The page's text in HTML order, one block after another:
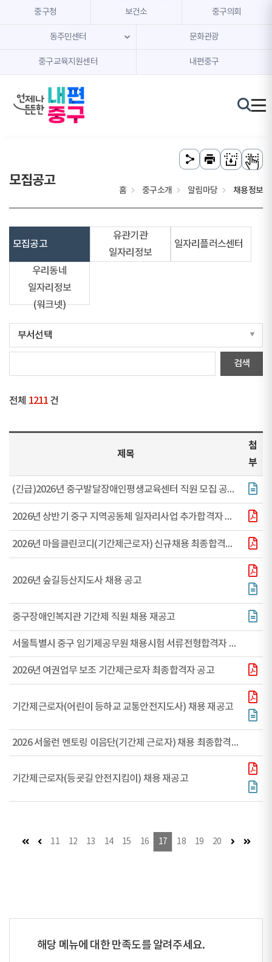
본문 내용 바로가기
주메뉴 바로가기
중구청 보건소 중구의회
동주민센터 문화관광
중구교육지원센터 내편중구
모집공고
홈 중구소개 알림마당 채용정보
모집공고
유관기관
일자리정보
일자리플러스센터
우리동네
일자리정보
(워크넷)
전체 1211 건
제목
첨
부
(긴급)2026년 중구발달장애인평생교육센터 직원 모집 공고(2차)
2026년 상반기 중구 지역공동체 일자리사업 추가합격자 공고
2026년 마을클린코디(기간제근로자) 신규채용 최종합격자 공고
2026년 숲길등산지도사 채용 공고
중구장애인복지관 기간제 직원 채용 재공고
서울특별시 중구 임기제공무원 채용시험 서류전형합격자 공고(감염병 역학조사관)
2026년 여권업무 보조 기간제근로자 최종합격자 공고
기간제근로자(어린이 등하교 교통안전지도사) 채용 재공고
2026 서울런 멘토링 이음단(기간제 근로자) 채용 최종합격자 공고
기간제근로자(등굣길 안전지킴이) 채용 재공고
첫 페이지
이전 페이지
11 12 13 14 15 16 17 18 19 20 다음 페이지
마지
해당 메뉴에 대한 만족도를 알려주세요.